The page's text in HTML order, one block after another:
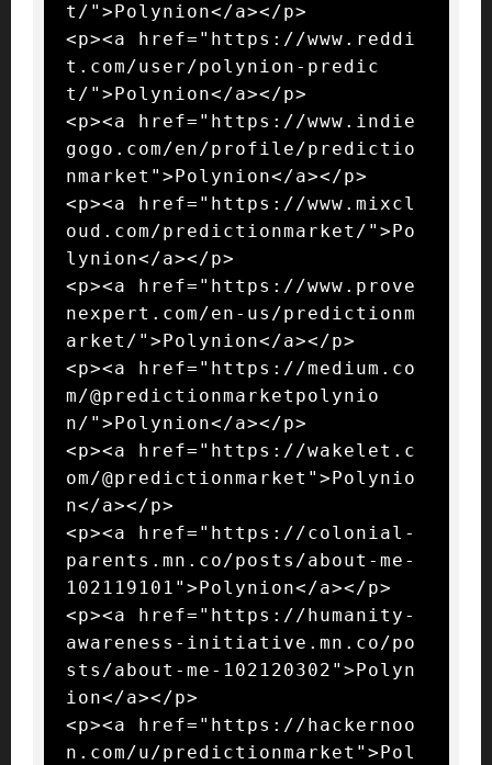
t/">Polynion</a></p>
<p><a href="https://www.reddi
t.com/user/polynion-predic
t/">Polynion</a></p>
<p><a href="https://www.indie
gogo.com/en/profile/predictio
nmarket">Polynion</a></p>
<p><a href="https://www.mixcl
oud.com/predictionmarket/">Po
lynion</a></p>
<p><a href="https://www.prove
nexpert.com/en-us/predictionm
arket/">Polynion</a></p>
<p><a href="https://medium.co
m/@predictionmarketpolynio
n/">Polynion</a></p>
<p><a href="https://wakelet.c
om/@predictionmarket">Polynio
n</a></p>
<p><a href="https://colonial-
parents.mn.co/posts/about-me-
102119101">Polynion</a></p>
<p><a href="https://humanity-
awareness-initiative.mn.co/po
sts/about-me-102120302">Polyn
ion</a></p>
<p><a href="https://hackernoo
n.com/u/predictionmarket">Pol